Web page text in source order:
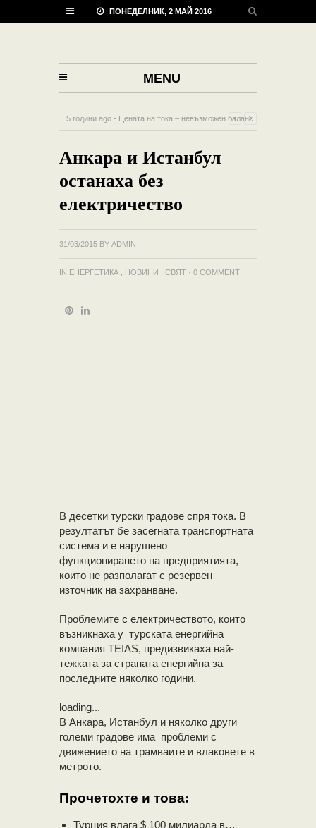
ПОНЕДЕЛНИК, 2 МАЙ 2016
MENU
5 години ago - Цената на тока – невъзможен баланс
Анкара и Истанбул
останаха без
електричество
31/03/2015 BY ADMIN
IN ЕНЕРГЕТИКА НОВИНИ СВЯТ · 0 COMMENT
В десетки турски градове спря тока. В
резултатът бе засегната транспортната
система и е нарушено
функционирането на предприятията,
които не разполагат с резервен
източник на захранване.
Проблемите с електричеството, които
възникнаха у турската енергийна
компания TEIAS, предизвикаха най-
тежката за страната енергийна за
последните няколко години.
loading...
В Анкара, Истанбул и няколко други
големи градове има проблеми с
движението на трамваите и влаковете в
метрото.
Прочетохте и това:
Турция влага $ 100 милиарда в…